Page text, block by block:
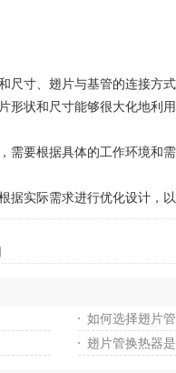
寸、翅片与基管的连接方
形状和尺寸能够很大化地
要根据具体的工作环境和
实际需求进行优化设计，
如何选择翅片
翅片管换热器